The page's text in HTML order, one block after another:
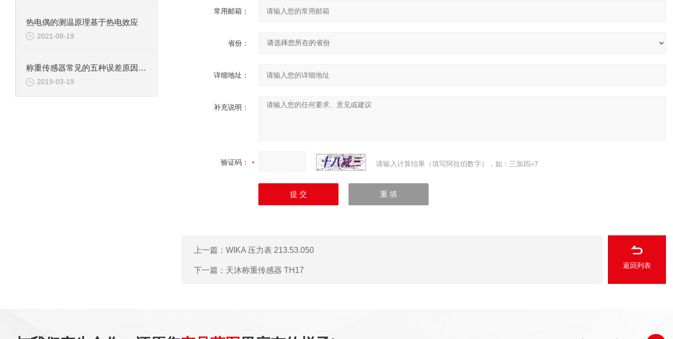
常用邮箱：
省份：
详细地址：
补充说明：
验证码： 请输入计算结果（填写阿拉伯数字），如：三加四=7
上一篇： WIKA 压力表 213.53.050
下一篇： 天沐称重传感器 TH17
返回列表
热电偶的测温原理基于热电效应
2021-08-19
称重传感器常见的五种误差原因分析
2019-03-19